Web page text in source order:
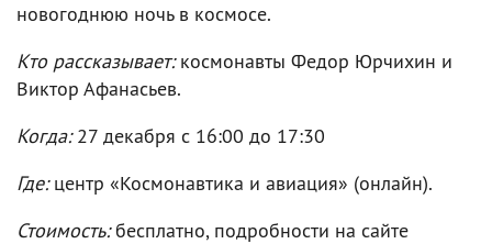
новогоднюю ночь в космосе.
Кто рассказывает:космонавты Федор Юрчихин и
Виктор Афанасьев.
Когда:27 декабря c 16:00 до 17:30
Где:центр «Космонавтика и авиация» (онлайн).
Стоимость:бесплатно, подробности на сайте